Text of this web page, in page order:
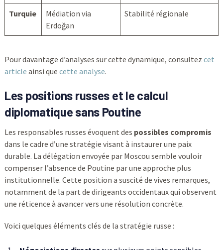
Turquie
Médiation via
Erdoğan
Stabilité régionale
Pour davantage d’analyses sur cette dynamique, consultez cet
article ainsi que cette analyse.
Les positions russes et le calcul
diplomatique sans Poutine
Les responsables russes évoquent des possibles compromis
dans le cadre d’une stratégie visant à instaurer une paix
durable. La délégation envoyée par Moscou semble vouloir
compenser l’absence de Poutine par une approche plus
institutionnelle. Cette position a suscité de vives remarques,
notamment de la part de dirigeants occidentaux qui observent
une réticence à avancer vers une résolution concrète.
Voici quelques éléments clés de la stratégie russe :